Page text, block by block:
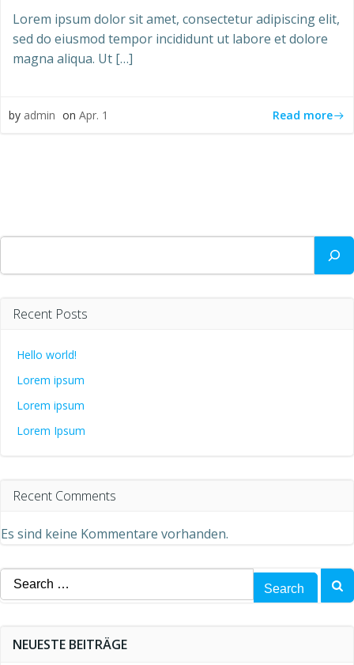
Lorem ipsum dolor sit amet, consectetur adipiscing elit,
sed do eiusmod tempor incididunt ut labore et dolore
magna aliqua. Ut […]
by admin on Apr. 1 Read more
Suchen
Recent Posts
Hello world!
Lorem ipsum
Lorem ipsum
Lorem Ipsum
Recent Comments
Es sind keine Kommentare vorhanden.
Search
for:
NEUESTE BEITRÄGE